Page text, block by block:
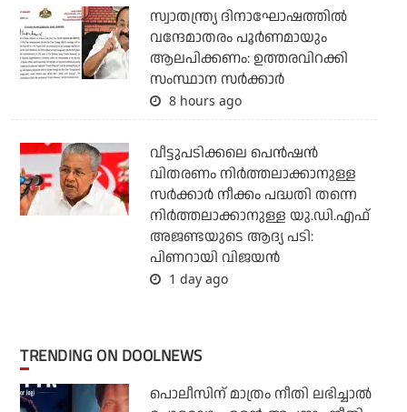
സ്വാതന്ത്ര്യ ദിനാഘോഷത്തില്‍
വന്ദേമാതരം പൂര്‍ണമായും
ആലപിക്കണം: ഉത്തരവിറക്കി
സംസ്ഥാന സര്‍ക്കാര്‍
8 hours ago
വീട്ടുപടിക്കലെ പെന്‍ഷന്‍
വിതരണം നിര്‍ത്തലാക്കാനുള്ള
സര്‍ക്കാര്‍ നീക്കം പദ്ധതി തന്നെ
നിര്‍ത്തലാക്കാനുള്ള യു.ഡി.എഫ്
അജണ്ടയുടെ ആദ്യ പടി:
പിണറായി വിജയന്‍
1 day ago
TRENDING ON DOOLNEWS
പൊലീസിന് മാത്രം നീതി ലഭിച്ചാല്‍